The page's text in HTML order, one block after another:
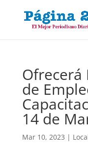
Ofrecerá
de
14 de
Mar 10, 2023 |